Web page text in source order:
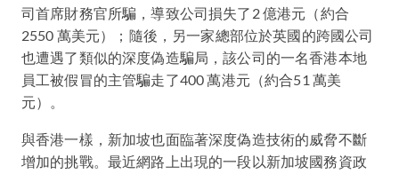
司首席財務官所騙，導致公司損失了2 億港元（約合
2550 萬美元）；隨後，另一家總部位於英國的跨國公司
也遭遇了類似的深度偽造騙局，該公司的一名香港本地
員工被假冒的主管騙走了400 萬港元（約合51 萬美
元）。
與香港一樣，新加坡也面臨著深度偽造技術的威脅不斷
增加的挑戰。最近網路上出現的一段以新加坡國務資政